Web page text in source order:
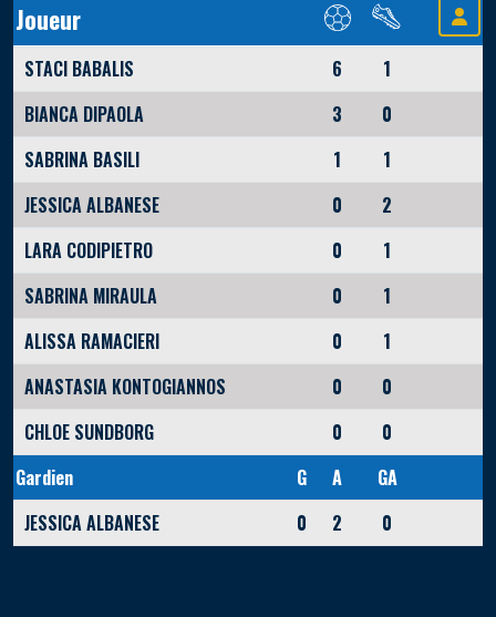
Joueur
STACI BABALIS 6
1
BIANCA DIPAOLA
3
0
SABRINA BASILI
1
1
JESSICA ALBANESE
0
2
LARA CODIPIETRO
0
1
SABRINA MIRAULA
0
1
ALISSA RAMACIERI
0
1
ANASTASIA KONTOGIANNOS
0
0
CHLOE SUNDBORG
0
0
Gardien
G A
GA
JESSICA ALBANESE
0 2 0